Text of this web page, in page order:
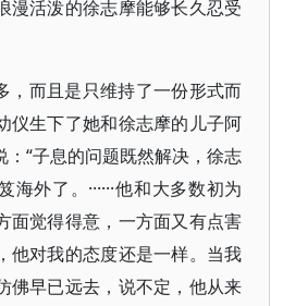
漫活泼的徐志摩能够长久忍受
，而且是只维持了一份形式而
仪生下了她和徐志摩的儿子阿
“子息的问题既然解决，徐志
外了。······他和大多数初为
面觉得得意，一方面又有点害
他对我的态度还是一样。当我
佛早已远去，说不定，他从来